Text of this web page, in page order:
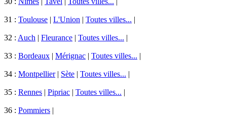
31 : Toulouse | L'Union | Toutes villes... |
32 : Auch | Fleurance | Toutes villes... |
33 : Bordeaux | Mérignac | Toutes villes... |
34 : Montpellier| Sète | Toutes villes... |
35 : Rennes | Pipriac | Toutes villes... |
36 : Pommiers |